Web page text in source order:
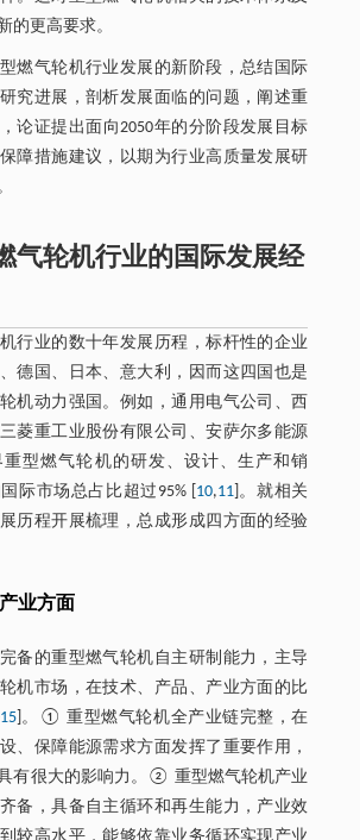
的更高要求。
燃气轮机行业发展的新阶段，总结国际
究进展，剖析发展面临的问题，阐述重
论证提出面向2050年的分阶段发展目标
障措施建议，以期为行业高质量发展研
气轮机行业的国际发展经
行业的数十年发展历程，标杆性的企业
德国、日本、意大利，因而这四国也是
机动力强国。例如，通用电气公司、西
菱重工业股份有限公司、安萨尔多能源
型燃气轮机的研发、设计、生产和销
际市场总占比超过95% [ 10,11]。就相关
历程开展梳理，总成形成四方面的经验
业方面
备的重型燃气轮机自主研制能力，主导
机市场，在技术、产品、产业方面的比
15]。① 重型燃气轮机全产业链完整，在
、保障能源需求方面发挥了重要作用，
有很大的影响力。② 重型燃气轮机产业
备，具备自主循环和再生能力，产业效